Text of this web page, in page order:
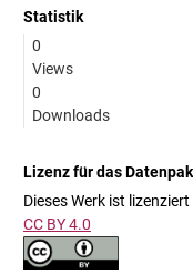
Statistik
0
Views
0
Downloads
Lizenz für das
Dieses Werk ist
CC BY 4.0